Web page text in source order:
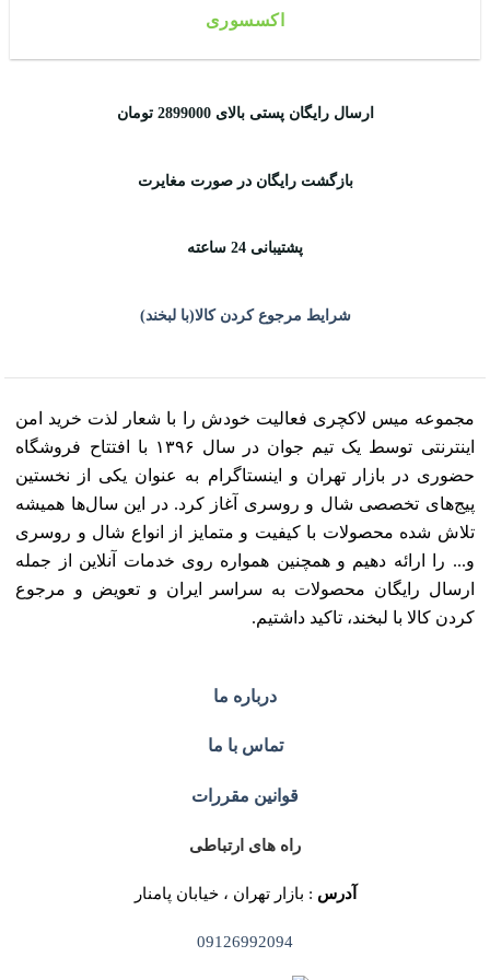
اکسسوری
ارسال رایگان پستی بالای 2899000 تومان
بازگشت رایگان در صورت مغایرت
پشتیبانی 24 ساعته
شرایط مرجوع کردن کالا(با لبخند)
مجموعه میس لاکچری فعالیت خودش را با شعار لذت خرید امن
اینترنتی توسط یک تیم جوان در سال ۱۳۹۶ با افتتاح فروشگاه
حضوری در بازار تهران و اینستاگرام به عنوان یکی از نخستین
پیج‌های تخصصی شال و روسری آغاز کرد. در این سال‌ها همیشه
تلاش شده محصولات با کیفیت و متمایز از انواع شال و روسری
و... را ارائه دهیم و همچنین همواره روی خدمات آنلاین از جمله
ارسال رایگان محصولات به سراسر ایران و تعویض و مرجوع
کردن کالا با لبخند، تاکید داشتیم.
درباره ما
تماس با ما
قوانین مقررات
راه های ارتباطی
آدرس : بازار تهران ، خیابان پامنار
09126992094